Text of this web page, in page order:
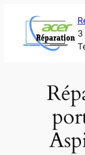
contenu
3